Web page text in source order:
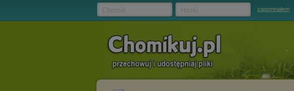
zapomniałem